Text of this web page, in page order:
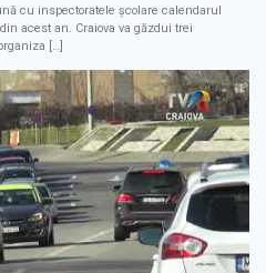
cu inspectoratele școlare calendarul
acest an. Craiova va găzdui trei
[…]